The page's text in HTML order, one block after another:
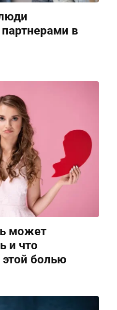
в
может
и что
этой болью